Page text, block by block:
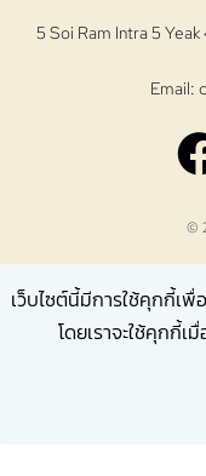
5 Soi Ram Intra 5
Email:
©
เว็บไซต์นี้มีการใช้คุกกี้เ
โดยเราจะใช้คุกกี้เ